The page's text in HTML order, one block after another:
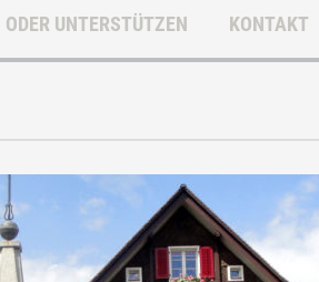
UNTERSTÜTZEN KONTAKT